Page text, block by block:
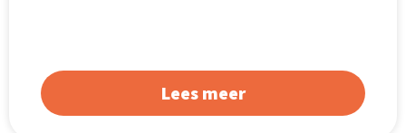
Lees meer